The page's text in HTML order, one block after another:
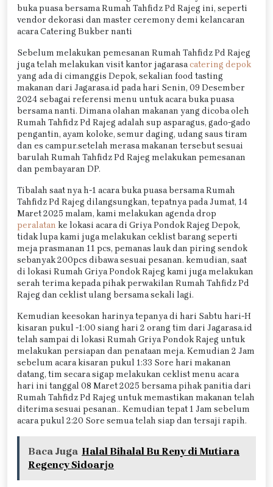
buka puasa bersama Rumah Tahfidz Pd Rajeg ini, seperti
vendor dekorasi dan master ceremony demi kelancaran
acara Catering Bukber nanti
Sebelum melakukan pemesanan Rumah Tahfidz Pd Rajeg
juga telah melakukan visit kantor jagarasacatering depok
yang ada di cimanggis Depok, sekalian food tasting
makanan dari Jagarasa.id pada hari Senin, 09 Desember
2024 sebagai referensi menu untuk acara buka puasa
bersama nanti. Dimana olahan makanan yang dicoba oleh
Rumah Tahfidz Pd Rajeg adalah sup asparagus, gado-gado
pengantin, ayam koloke, semur daging, udang saus tiram
dan es campur.setelah merasa makanan tersebut sesuai
barulah Rumah Tahfidz Pd Rajeg melakukan pemesanan
dan pembayaran DP.
Tibalah saat nya h-1 acara buka puasa bersama Rumah
Tahfidz Pd Rajeg dilangsungkan, tepatnya pada Jumat, 14
Maret 2025 malam, kami melakukan agenda drop
peralatan ke lokasi acara di Griya Pondok Rajeg Depok,
tidak lupa kami juga melakukan ceklist barang seperti
meja prasmanan 11 pcs, pemanas lauk dan piring sendok
sebanyak 200pcs dibawa sesuai pesanan. kemudian, saat
di lokasi Rumah Griya Pondok Rajeg kami juga melakukan
serah terima kepada pihak perwakilan Rumah Tahfidz Pd
Rajeg dan ceklist ulang bersama sekali lagi.
Kemudian keesokan harinya tepanya di hari Sabtu hari-H
kisaran pukul -1:00 siang hari 2 orang tim dari Jagarasa.id
telah sampai di lokasi Rumah Griya Pondok Rajeg untuk
melakukan persiapan dan penataan meja. Kemudian 2 Jam
sebelum acara kisaran pukul 1:33 Sore hari makanan
datang, tim secara sigap melakukan ceklist menu acara
hari ini tanggal 08 Maret 2025 bersama pihak panitia dari
Rumah Tahfidz Pd Rajeg untuk memastikan makanan telah
diterima sesuai pesanan.. Kemudian tepat 1 Jam sebelum
acara pukul 2:20 Sore semua telah siap dan tersaji rapih.
Baca Juga Halal Bihalal Bu Reny di Mutiara
Regency Sidoarjo